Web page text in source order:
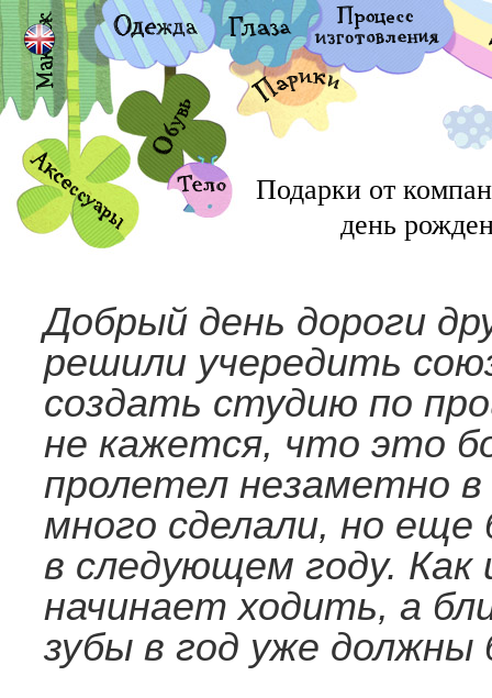
Подарки от
день
Добрый день дороги
решили учередить
создать студию по
не кажется, что это
пролетел незаметно
много сделали, но
в следующем году. Как
начинает ходить, а
зубы в год уже должны